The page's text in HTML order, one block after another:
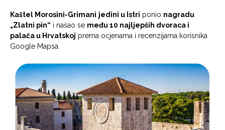
Kaštel Morosini-Grimani jedini u Istri ponio nagradu
„Zlatni pin“ i našao se među 10 najljepših dvoraca i
palača u Hrvatskoj prema ocjenama i recenzijama korisnika
Google Mapsa.